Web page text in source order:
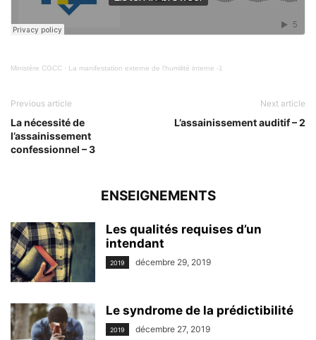
Ministère CGCC · La manifestation externe de l'humilité interne -1
Previous article
La nécessité de
l’assainissement
confessionnel – 3
Next article
L’assainissement auditif – 2
ENSEIGNEMENTS
Les qualités requises d’un
intendant
2019 décembre 29, 2019
Le syndrome de la prédictibilité
2019 décembre 27, 2019